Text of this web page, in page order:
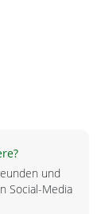
und
Social-Media